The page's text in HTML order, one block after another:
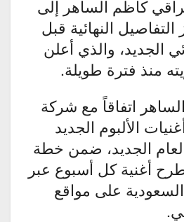
كاظم الساهر إلى
التفاصيل النهائية قبل
الجديد، والذي أعلن
منذ فترة طويلة.
اتفاقاً مع شركة
الألبوم الجديد
العام الجديد، ضمن خطة
أغنية كل أسبوع عبر
على مواقع